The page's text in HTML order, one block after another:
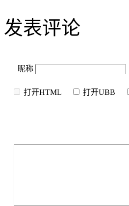
发表评论
昵称
打开HTML 打开UBB